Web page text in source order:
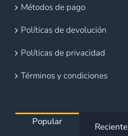
Métodos de pago
Políticas de devolución
Políticas de privacidad
Términos y condiciones
Popular Reciente